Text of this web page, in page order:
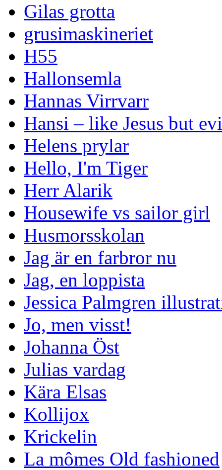
Gilas grotta
grusimaskineriet
H55
Hallonsemla
Hannas Virrvarr
Hansi – like Jesus but
Helens prylar
Hello, I'm Tiger
Herr Alarik
Housewife vs sailor girl
Husmorsskolan
Jag är en farbror nu
Jag, en loppista
Jessica Palmgren
Jo, men visst!
Johanna Öst
Julias vardag
Kära Elsas
Kollijox
Krickelin
La mômes Old fashioned